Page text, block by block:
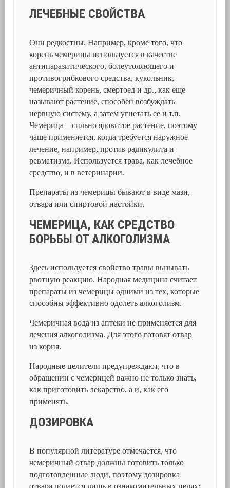
ЛЕЧЕБНЫЕ СВОЙСТВА
Они редкостны. Например, кроме того, что
корень чемерицы используется в качестве
антипаразитического, болеутоляющего и
противогрибкового средства, кукольник,
чемеричный корень, смертоед и др., как еще
называют растение, способен возбуждать
нервную систему, а затем угнетать ее и т.п.
Чемерица – сильно ядовитое растение, поэтому
чаще применяется, когда требуется наружное
лечение, например, против радикулита и
ревматизма. Используется трава, как лечебное
средство, и в ветеринарии.
Препараты из чемерицы бывают в виде мази,
отвара или спиртовой настойки.
ЧЕМЕРИЦА, КАК СРЕДСТВО
БОРЬБЫ ОТ АЛКОГОЛИЗМА
Здесь используется свойство травы вызывать
рвотную реакцию. Народная медицина считает
препараты из чемерицы одними из тех, которые
способны эффективно одолеть алкоголизм.
Чемеричная вода из аптеки не применяется для
лечения алкоголизма. Для этого готовят отвар
из корня.
Народные целители предупреждают, что в
обращении с чемерицей важно не только знать,
как приготовить лекарство, а и, как его
применять.
ДОЗИРОВКА
В популярной литературе отмечается, что
чемеричный отвар должны готовить только
подготовленные люди, поэтому дозировка
отвара подается лишь в ознакомительных целях: